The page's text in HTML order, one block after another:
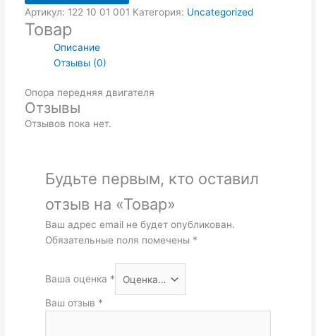
Артикул: 122 10 01 001 Категория: Uncategorized
Товар
Описание
Отзывы (0)
Опора передняя двигателя
Отзывы
Отзывов пока нет.
Будьте первым, кто оставил
отзыв на «Товар»
Ваш адрес email не будет опубликован.
Обязательные поля помечены *
Ваша оценка *
Ваш отзыв *